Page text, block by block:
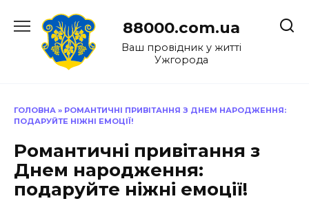
до
88000.com.ua
Ваш провідник у житті
Ужгорода
ГОЛОВНА » РОМАНТИЧНІ ПРИВІТАННЯ З ДНЕМ НАРОДЖЕННЯ:
ПОДАРУЙТЕ НІЖНІ ЕМОЦІЇ!
Романтичні привітання з
Днем народження:
подаруйте ніжні емоції!